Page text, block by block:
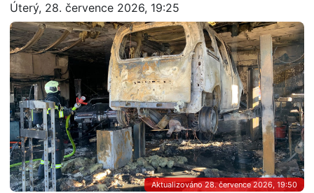
Úterý, 28. července 2026, 19:25
Aktualizováno 28. července 2026, 19:50